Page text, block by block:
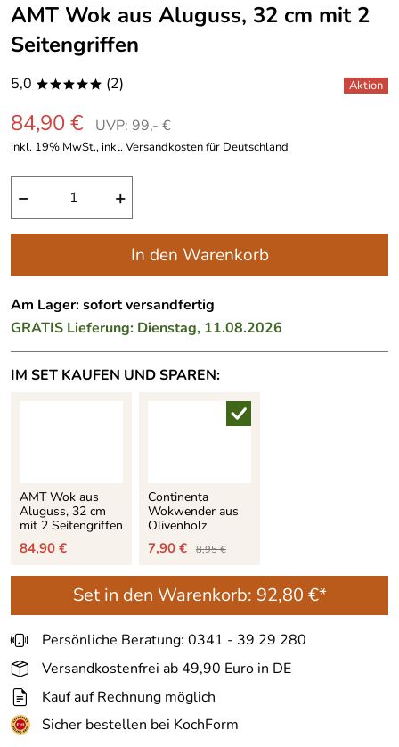
AMT Wok aus Aluguss, 32 cm mit 2
Seitengriffen
5,0 ***** (2)
84,90 € UVP: 99,- €
inkl. 19% MwSt., inkl.Versandkostenfür Deutschland
− +
In den Warenkorb
Am Lager: sofort versandfertig
GRATIS Lieferung: Dienstag, 11.08.2026
IM SET KAUFEN UND SPAREN:
AMT Wok aus
Aluguss, 32 cm
mit 2 Seitengriffen
84,90 €
Continenta
Wokwender aus
Olivenholz
7,90 € 8,95 €
Set in den Warenkorb: 92,80 €*
Persönliche Beratung: 0341 - 39 29 280
Versandkostenfrei ab 49,90 Euro in DE
Kauf auf Rechnung möglich
Sicher bestellen bei KochForm